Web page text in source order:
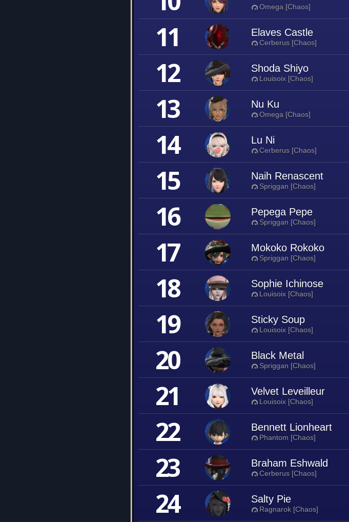
Omega [Chaos]
11 Elaves Castle
Cerberus [Chaos]
12 Shoda Shiyo
Louisoix [Chaos]
13 Nu Ku
Omega [Chaos]
14 Lu Ni
Cerberus [Chaos]
15 Naih Renascent
Spriggan [Chaos]
16 Pepega Pepe
Spriggan [Chaos]
17 Mokoko Rokoko
Spriggan [Chaos]
18 Sophie Ichinose
Louisoix [Chaos]
19 Sticky Soup
Louisoix [Chaos]
20 Black Metal
Spriggan [Chaos]
21 Velvet Leveilleur
Louisoix [Chaos]
22 Bennett Lionheart
Phantom [Chaos]
23 Braham Eshwald
Cerberus [Chaos]
24 Salty Pie
Ragnarok [Chaos]